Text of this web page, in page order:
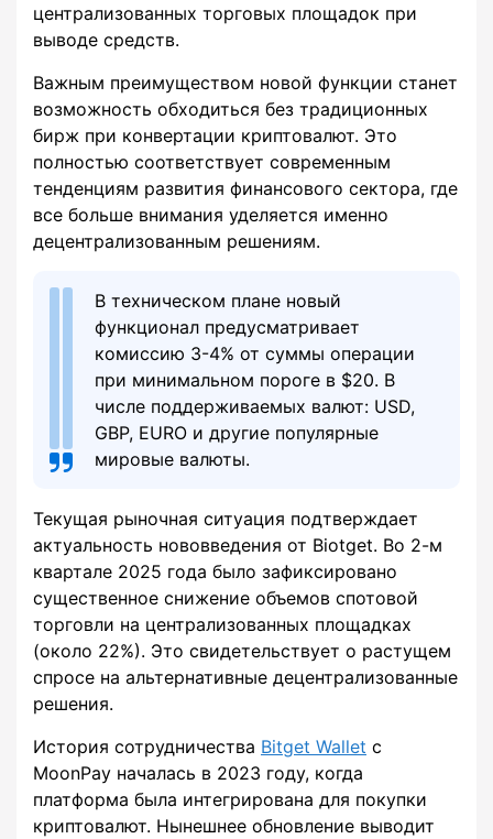
централизованных торговых площадок при
выводе средств.
Важным преимуществом новой функции станет
возможность обходиться без традиционных
бирж при конвертации криптовалют. Это
полностью соответствует современным
тенденциям развития финансового сектора, где
все больше внимания уделяется именно
децентрализованным решениям.
В техническом плане новый
функционал предусматривает
комиссию 3-4% от суммы операции
при минимальном пороге в $20. В
числе поддерживаемых валют: USD,
GBP, EURO и другие популярные
мировые валюты.
Текущая рыночная ситуация подтверждает
актуальность нововведения от Biotget. Во 2-м
квартале 2025 года было зафиксировано
существенное снижение объемов спотовой
торговли на централизованных площадках
(около 22%). Это свидетельствует о растущем
спросе на альтернативные децентрализованные
решения.
История сотрудничества Bitget Wallet с
MoonPay началась в 2023 году, когда
платформа была интегрирована для покупки
криптовалют. Нынешнее обновление выводит